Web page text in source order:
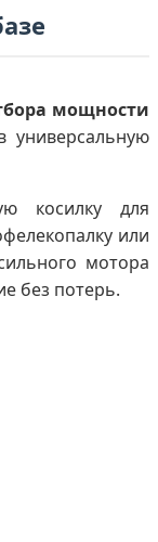
мощности
универсальную
косилку для
или
мотора
без потерь.